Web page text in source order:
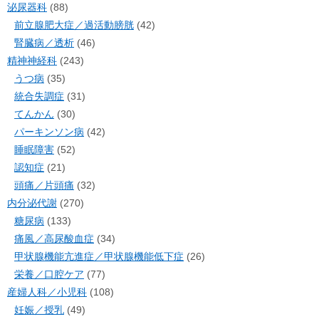
泌尿器科 (88)
前立腺肥大症／過活動膀胱 (42)
腎臓病／透析 (46)
精神神経科 (243)
うつ病 (35)
統合失調症 (31)
てんかん (30)
パーキンソン病 (42)
睡眠障害 (52)
認知症 (21)
頭痛／片頭痛 (32)
内分泌代謝 (270)
糖尿病 (133)
痛風／高尿酸血症 (34)
甲状腺機能亢進症／甲状腺機能低下症 (26)
栄養／口腔ケア (77)
産婦人科／小児科 (108)
妊娠／授乳 (49)